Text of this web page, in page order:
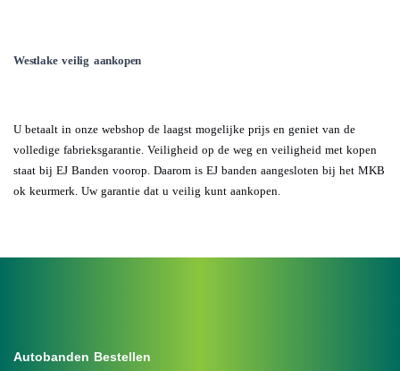
Westlake veilig aankopen
U betaalt in onze webshop de laagst mogelijke prijs en geniet van de
volledige fabrieksgarantie. Veiligheid op de weg en veiligheid met kopen
staat bij EJ Banden voorop. Daarom is EJ banden aangesloten bij het MKB
ok keurmerk. Uw garantie dat u veilig kunt aankopen.
Autobanden Bestellen